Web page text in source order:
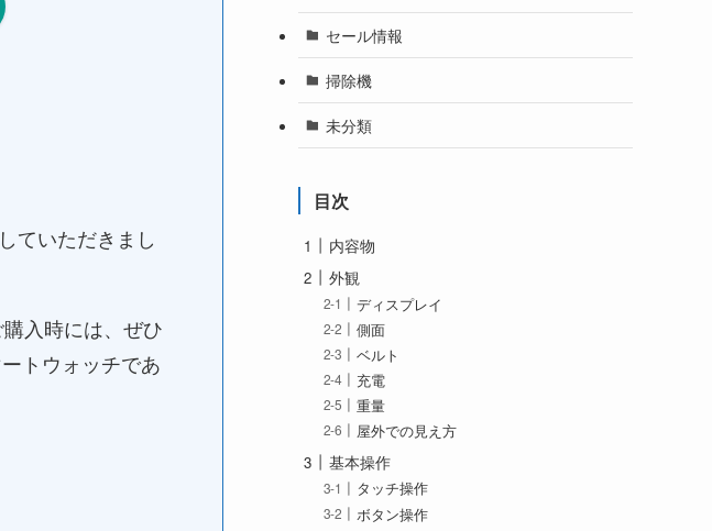
ていただきまし
入時には、ぜひ
トウォッチであ
セール情報
掃除機
未分類
目次
内容物
外観
ディスプレイ
側面
ベルト
充電
重量
屋外での見え方
基本操作
タッチ操作
ボタン操作